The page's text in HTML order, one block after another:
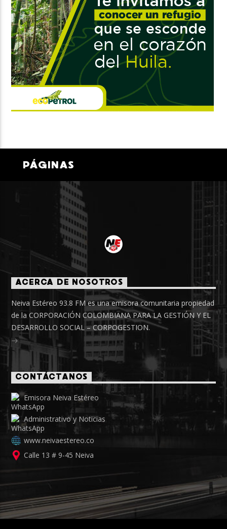
PÁGINAS
ACERCA DE NOSOTROS
Neiva Estéreo 93.8 FM es una emisora comunitaria propiedad
de la CORPORACIÓN COLOMBIANA PARA LA GESTIÓN Y EL
DESARROLLO SOCIAL – CORPOGESTION.
CONTÁCTANOS
Emisora Neiva Estéreo
Administrativo y Noticias
www.neivaestereo.co
Calle 13 # 9-45 Neiva